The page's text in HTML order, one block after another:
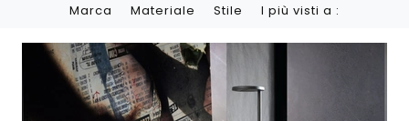
Marca Materiale Stile I più visti a :